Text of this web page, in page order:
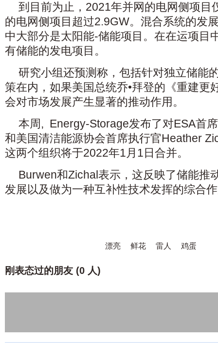
到目前为止，2021年并网的电网侧项目
的电网侧项目超过2.9GW。混合系统的发
中大部分是太阳能-储能项目。在在运项目
有储能的发电项目。
研究小组还预测称，包括针对独立储能
策在内，如果美国总统乔•拜登的《重建更
会对市场发展产生显著的推动作用。
本周, Energy-Storage发布了对ESA首
和美国清洁能源协会首席执行官Heather
这两个组织将于2022年1月1日合并。
Burwen和Zichal表示，这反映了储能推
发展以及做为一种互补性技术发挥的综合
漂亮 鲜花 雷人 鸡蛋
刚表态过的朋友 (0 人)